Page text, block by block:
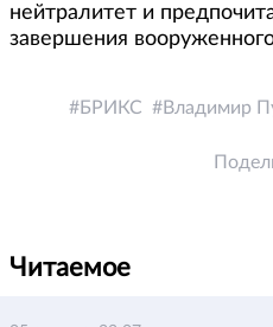
нейтралитет и
завершения
БРИКС Владимир
Читаемое